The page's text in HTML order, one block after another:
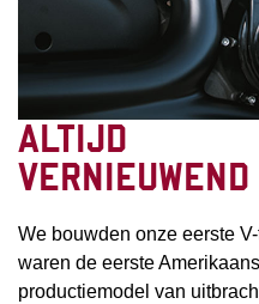
ALTIJD
VERNIEUWEND
We bouwden onze eerste
waren de eerste
productiemodel van